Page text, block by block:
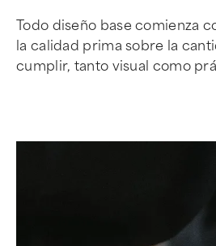
Todo diseño base comienza
la calidad prima sobre la
cumplir, tanto visual como